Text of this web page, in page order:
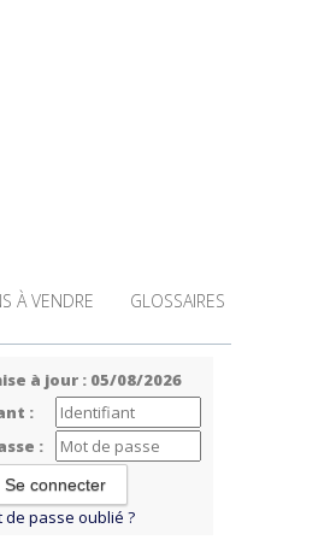
À VENDRE GLOSSAIRES
à jour : 05/08/2026
:
:
de passe oublié ?